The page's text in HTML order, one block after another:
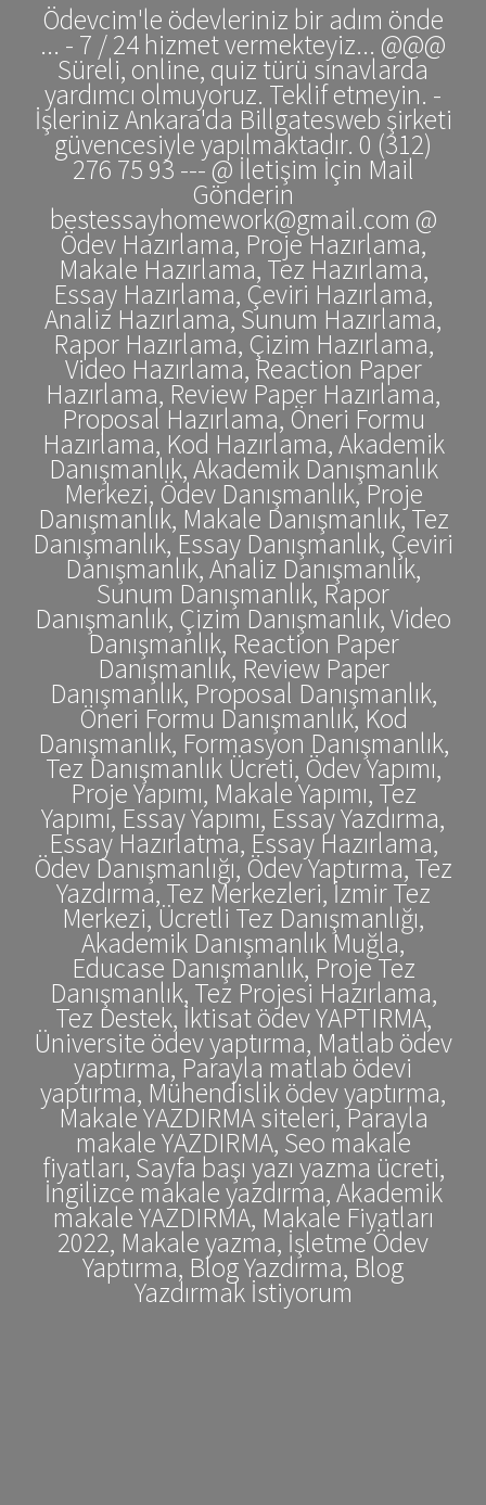
Ödevcim'le ödevleriniz bir adım önde
... - 7 / 24 hizmet vermekteyiz... @@@
Süreli, online, quiz türü sınavlarda
yardımcı olmuyoruz. Teklif etmeyin. -
İşleriniz Ankara'da Billgatesweb şirketi
güvencesiyle yapılmaktadır. 0 (312)
276 75 93 --- @ İletişim İçin Mail
Gönderin
bestessayhomework@gmail.com @
Ödev Hazırlama, Proje Hazırlama,
Makale Hazırlama, Tez Hazırlama,
Essay Hazırlama, Çeviri Hazırlama,
Analiz Hazırlama, Sunum Hazırlama,
Rapor Hazırlama, Çizim Hazırlama,
Video Hazırlama, Reaction Paper
Hazırlama, Review Paper Hazırlama,
Proposal Hazırlama, Öneri Formu
Hazırlama, Kod Hazırlama, Akademik
Danışmanlık, Akademik Danışmanlık
Merkezi, Ödev Danışmanlık, Proje
Danışmanlık, Makale Danışmanlık, Tez
Danışmanlık, Essay Danışmanlık, Çeviri
Danışmanlık, Analiz Danışmanlık,
Sunum Danışmanlık, Rapor
Danışmanlık, Çizim Danışmanlık, Video
Danışmanlık, Reaction Paper
Danışmanlık, Review Paper
Danışmanlık, Proposal Danışmanlık,
Öneri Formu Danışmanlık, Kod
Danışmanlık, Formasyon Danışmanlık,
Tez Danışmanlık Ücreti, Ödev Yapımı,
Proje Yapımı, Makale Yapımı, Tez
Yapımı, Essay Yapımı, Essay Yazdırma,
Essay Hazırlatma, Essay Hazırlama,
Ödev Danışmanlığı, Ödev Yaptırma, Tez
Yazdırma, Tez Merkezleri, İzmir Tez
Merkezi, Ücretli Tez Danışmanlığı,
Akademik Danışmanlık Muğla,
Educase Danışmanlık, Proje Tez
Danışmanlık, Tez Projesi Hazırlama,
Tez Destek, İktisat ödev YAPTIRMA,
Üniversite ödev yaptırma, Matlab ödev
yaptırma, Parayla matlab ödevi
yaptırma, Mühendislik ödev yaptırma,
Makale YAZDIRMA siteleri, Parayla
makale YAZDIRMA, Seo makale
fiyatları, Sayfa başı yazı yazma ücreti,
İngilizce makale yazdırma, Akademik
makale YAZDIRMA, Makale Fiyatları
2022, Makale yazma, İşletme Ödev
Yaptırma, Blog Yazdırma, Blog
Yazdırmak İstiyorum